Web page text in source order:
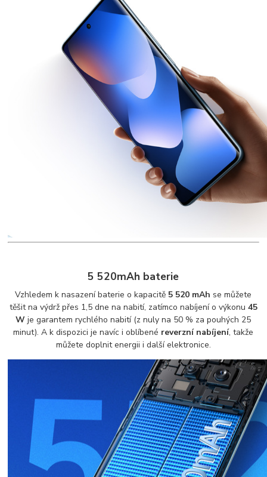
5 520mAh baterie
Vzhledem k nasazení baterie o kapacitě 5 520 mAh se můžete
těšit na výdrž přes 1,5 dne na nabití, zatímco nabíjení o výkonu 45
W je garantem rychlého nabití (z nuly na 50 % za pouhých 25
minut). A k dispozici je navíc i oblíbené reverzní nabíjení, takže
můžete doplnit energii i další elektronice.